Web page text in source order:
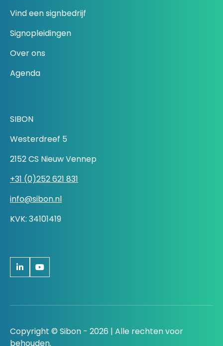
Vind een signbedrijf
Signopleidingen
Over ons
Agenda
SIBON
Westerdreef 5
2152 CS Nieuw Vennep
+31 (0)252 621 831
info@sibon.nl
KVK: 34101419
Copyright © Sibon - 2026 | Alle rechten voor
behouden.